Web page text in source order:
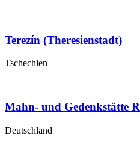
Terezín (Theresienstadt)
Tschechien
Mahn- und Gedenkstätte
Deutschland